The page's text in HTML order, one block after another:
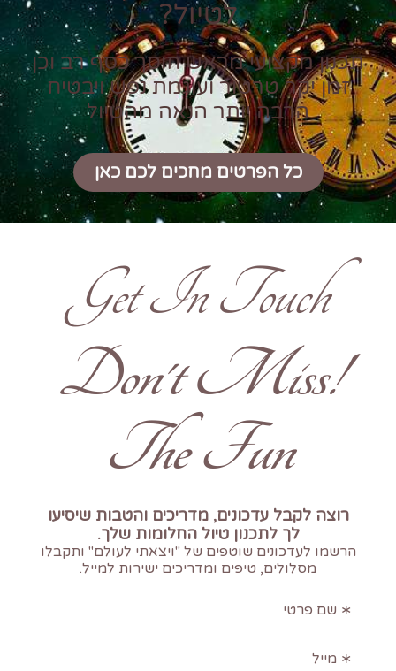
לטיול?
תכנון מקצועי מראש חוסך כסף רב וכן
זמן יקר טרטור ועוגמת נפש ויבטיח
הרבה יותר הנאה מהטיול
כל הפרטים מחכים לכם כאן
Get In Touch
!Don't Miss
The Fun